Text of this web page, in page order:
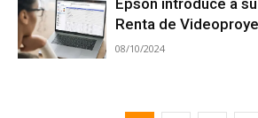
Epson introduce a
Renta de
08/10/2024